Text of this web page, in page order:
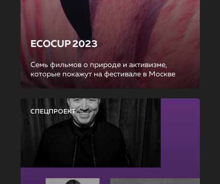
ECOCUP 2023
Семь фильмов о природе и активизме,
которые покажут на фестивале в Москве
СПЕЦПРОЕКТ